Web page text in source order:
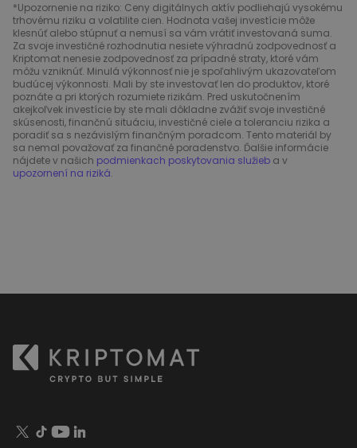
*Upozornenie na riziko: Ceny digitálnych aktív podliehajú vysokému
trhovému riziku a volatilite cien. Hodnota vašej investície môže
klesnúť alebo stúpnuť a nemusí sa vám vrátiť investovaná suma.
Za svoje investičné rozhodnutia nesiete výhradnú zodpovednosť a
Kriptomat nenesie zodpovednosť za prípadné straty, ktoré vám
môžu vzniknúť. Minulá výkonnosť nie je spoľahlivým ukazovateľom
budúcej výkonnosti. Mali by ste investovať len do produktov, ktoré
poznáte a pri ktorých rozumiete rizikám. Pred uskutočnením
akejkoľvek investície by ste mali dôkladne zvážiť svoje investičné
skúsenosti, finančnú situáciu, investičné ciele a toleranciu rizika a
poradiť sa s nezávislým finančným poradcom. Tento materiál by
sa nemal považovať za finančné poradenstvo. Ďalšie informácie
nájdete v našich podmienkach poskytovania služieb a v
upozornení na riziká.